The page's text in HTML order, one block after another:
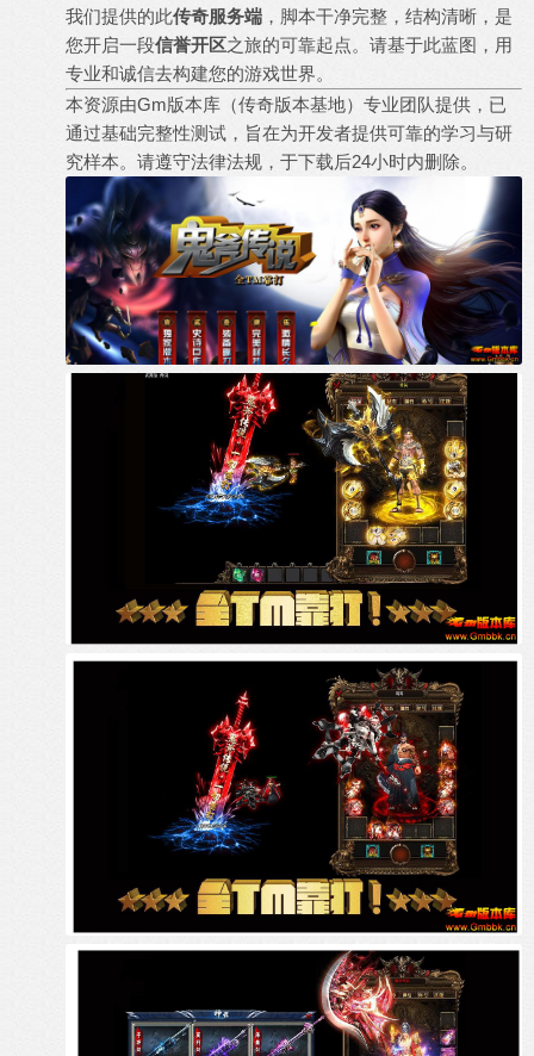
我们提供的此传奇服务端 ，脚本干净完整，结构清晰，是
您开启一段信誉开区之旅的可靠起点。请基于此蓝图，用
专业和诚信去构建您的游戏世界。
本资源由Gm版本库（传奇版本基地）专业团队提供，已
通过基础完整性测试，旨在为开发者提供可靠的学习与研
究样本。请遵守法律法规，于下载后24小时内删除。